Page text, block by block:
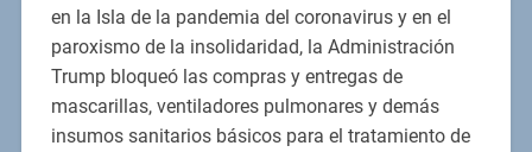
en la Isla de la pandemia del coronavirus y en el
paroxismo de la insolidaridad, la Administración
Trump bloqueó las compras y entregas de
mascarillas, ventiladores pulmonares y demás
insumos sanitarios básicos para el tratamiento de